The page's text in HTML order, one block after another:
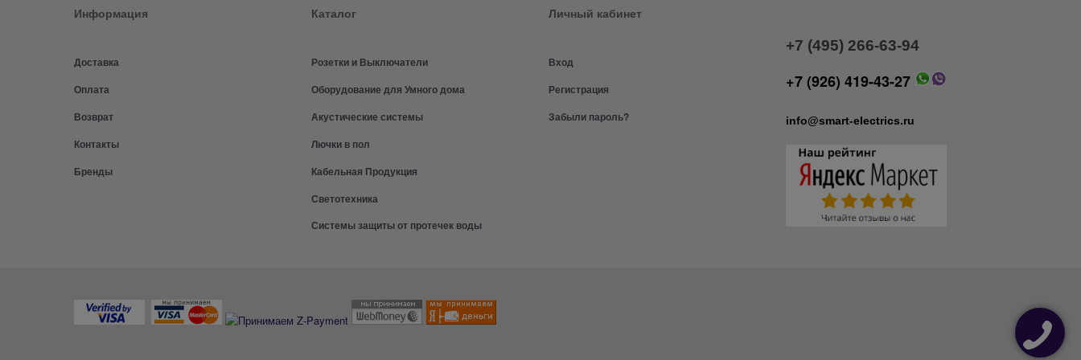
Информация
Доставка
Оплата
Возврат
Контакты
Бренды
Каталог
Розетки и Выключатели
Оборудование для Умного дома
Акустические системы
Лючки в пол
Кабельная Продукция
Светотехника
Системы защиты от протечек воды
Личный кабинет
Вход
Регистрация
Забыли пароль?
+7 (495) 266-63-94
+7 (926) 419-43-27
info@smart-electrics.ru